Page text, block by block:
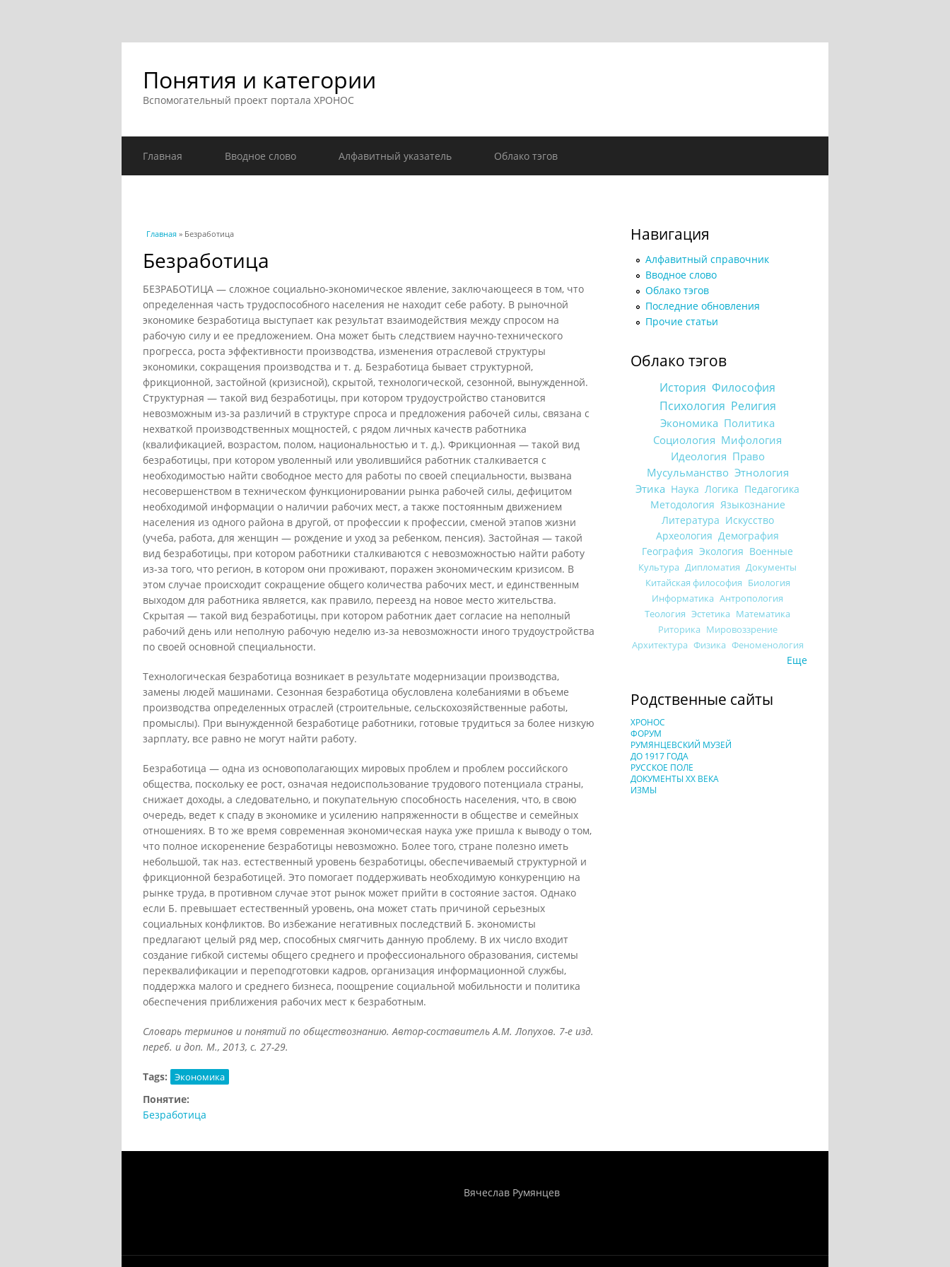
Понятия и категории
Вспомогательный проект портала ХРОНОС
Главная Вводное слово Алфавитный указатель Облако тэгов
Вы здесь
Главная » Безработица
Безработица
БЕЗРАБОТИЦА — сложное социально-экономическое явление, заключающееся в том, что
определенная часть трудоспособного населения не находит себе работу. В рыночной
экономике безработица выступает как результат взаимодействия между спросом на
рабочую силу и ее предложением. Она может быть следствием научно-технического
прогресса, роста эффективности производства, изменения отраслевой структуры
экономики, сокращения производства и т. д. Безработица бывает структурной,
фрикционной, застойной (кризисной), скрытой, технологической, сезонной, вынужденной.
Структурная — такой вид безработицы, при котором трудоустройство становится
невозможным из-за различий в структуре спроса и предложения рабочей силы, связана с
нехваткой производственных мощностей, с рядом личных качеств работника
(квалификацией, возрастом, полом, национальностью и т. д.). Фрикционная — такой вид
безработицы, при котором уволенный или уволившийся работник сталкивается с
необходимостью найти свободное место для работы по своей специальности, вызвана
несовершенством в техническом функционировании рынка рабочей силы, дефицитом
необходимой информации о наличии рабочих мест, а также постоянным движением
населения из одного района в другой, от профессии к профессии, сменой этапов жизни
(учеба, работа, для женщин — рождение и уход за ребенком, пенсия). Застойная — такой
вид безработицы, при котором работники сталкиваются с невозможностью найти работу
из-за того, что регион, в котором они проживают, поражен экономическим кризисом. В
этом случае происходит сокращение общего количества рабочих мест, и единственным
выходом для работника является, как правило, переезд на новое место жительства.
Скрытая — такой вид безработицы, при котором работник дает согласие на неполный
рабочий день или неполную рабочую неделю из-за невозможности иного трудоустройства
по своей основной специальности.
Технологическая безработица возникает в результате модернизации производства,
замены людей машинами. Сезонная безработица обусловлена колебаниями в объеме
производства определенных отраслей (строительные, сельскохозяйственные работы,
промыслы). При вынужденной безработице работники, готовые трудиться за более низкую
зарплату, все равно не могут найти работу.
Безработица — одна из основополагающих мировых проблем и проблем российского
общества, поскольку ее рост, означая недоиспользование трудового потенциала страны,
снижает доходы, а следовательно, и покупательную способность населения, что, в свою
очередь, ведет к спаду в экономике и усилению напряженности в обществе и семейных
отношениях. В то же время современная экономическая наука уже пришла к выводу о том,
что полное искоренение безработицы невозможно. Более того, стране полезно иметь
небольшой, так наз. естественный уровень безработицы, обеспечиваемый структурной и
фрикционной безработицей. Это помогает поддерживать необходимую конкуренцию на
рынке труда, в противном случае этот рынок может прийти в состояние застоя. Однако
если Б. превышает естественный уровень, она может стать причиной серьезных
социальных конфликтов. Во избежание негативных последствий Б. экономисты
предлагают целый ряд мер, способных смягчить данную проблему. В их число входит
создание гибкой системы общего среднего и профессионального образования, системы
переквалификации и переподготовки кадров, организация информационной службы,
поддержка малого и среднего бизнеса, поощрение социальной мобильности и политика
обеспечения приближения рабочих мест к безработным.
Словарь терминов и понятий по обществознанию. Автор-составитель А.М. Лопухов. 7-е изд.
переб. и доп. М., 2013, с. 27-29.
Tags: Экономика
Понятие:
Безработица
Навигация
Алфавитный справочник
Вводное слово
Облако тэгов
Последние обновления
Прочие статьи
Облако тэгов
История Философия
Психология Религия
Экономика Политика
Социология Мифология
Идеология Право
Мусульманство Этнология
Этика Наука Логика Педагогика
Методология Языкознание
Литература Искусство
Археология Демография
География Экология Военные
Культура Дипломатия Документы
Китайская философия Биология
Информатика Антропология
Теология Эстетика Математика
Риторика Мировоззрение
Архитектура Физика Феноменология
Еще
Родственные сайты
ХРОНОС
ФОРУМ
РУМЯНЦЕВСКИЙ МУЗЕЙ
ДО 1917 ГОДА
РУССКОЕ ПОЛЕ
ДОКУМЕНТЫ XX ВЕКА
ИЗМЫ
Вячеслав Румянцев